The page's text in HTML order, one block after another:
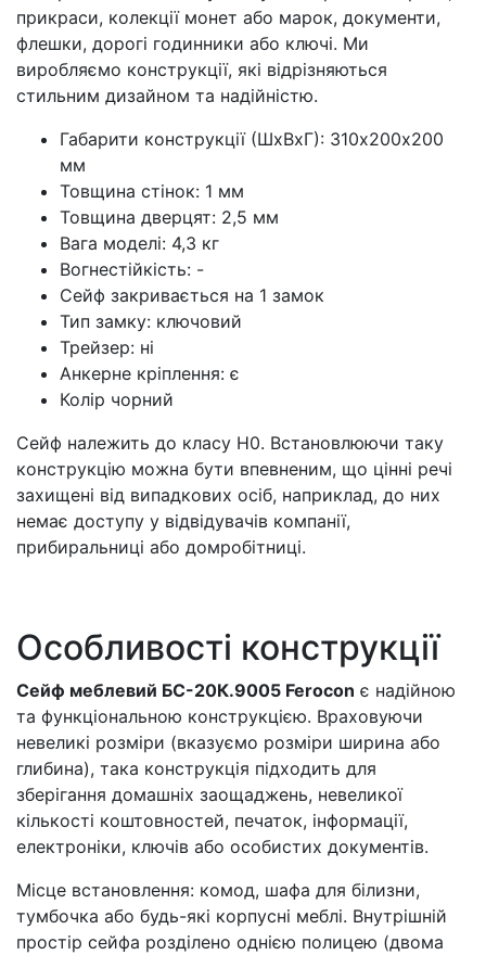
прикраси, колекції монет або марок, документи,
флешки, дорогі годинники або ключі. Ми
виробляємо конструкції, які відрізняються
стильним дизайном та надійністю.
Габарити конструкції (ШхВхГ): 310х200х200
мм
Товщина стінок: 1 мм
Товщина дверцят: 2,5 мм
Вага моделі: 4,3 кг
Вогнестійкість: -
Сейф закривається на 1 замок
Тип замку: ключовий
Трейзер: ні
Анкерне кріплення: є
Колір чорний
Сейф належить до класу Н0. Встановлюючи таку
конструкцію можна бути впевненим, що цінні речі
захищені від випадкових осіб, наприклад, до них
немає доступу у відвідувачів компанії,
прибиральниці або домробітниці.
Особливості конструкції
Сейф меблевий БС-20К.9005 Ferocon є надійною
та функціональною конструкцією. Враховуючи
невеликі розміри (вказуємо розміри ширина або
глибина), така конструкція підходить для
зберігання домашніх заощаджень, невеликої
кількості коштовностей, печаток, інформації,
електроніки, ключів або особистих документів.
Місце встановлення: комод, шафа для білизни,
тумбочка або будь-які корпусні меблі. Внутрішній
простір сейфа розділено однією полицею (двома